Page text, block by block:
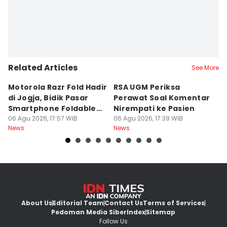
Related Articles See More
Motorola Razr Fold Hadir
di Jogja, Bidik Pasar
Smartphone Foldable
Premium
06 Agu 2026, 17:57 WIB
News
RSA UGM Periksa
Perawat Soal Komentar
Nirempati ke Pasien
06 Agu 2026, 17:39 WIB
News
About UsEditorial TeamContact UsTerms of Services
Pedoman Media SiberIndexSitemap
Follow Us